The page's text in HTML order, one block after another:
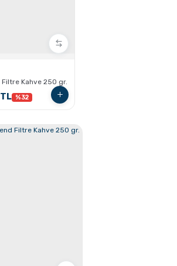
French Press'ler ile Cold Brew Nasıl
Hazırlanır ?
Kahve 250 gr.
%32